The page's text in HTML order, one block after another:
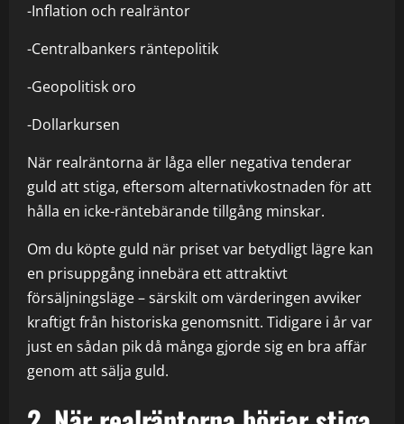
-Inflation och realräntor
-Centralbankers räntepolitik
-Geopolitisk oro
-Dollarkursen
När realräntorna är låga eller negativa tenderar
guld att stiga, eftersom alternativkostnaden för att
hålla en icke-räntebärande tillgång minskar.
Om du köpte guld när priset var betydligt lägre kan
en prisuppgång innebära ett attraktivt
försäljningsläge – särskilt om värderingen avviker
kraftigt från historiska genomsnitt. Tidigare i år var
just en sådan pik då många gjorde sig en bra affär
genom att sälja guld.